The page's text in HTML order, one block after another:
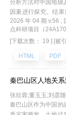
经济带建设用地扩张
态保护的协同管控机
展。
分析方法对中国地级
因素进行探究。结
城市间的地价差异不
市住宅地价存在显著
部，直辖市>副省级
于非城市群，高住
城市住宅地价呈现出
价的空间分布规律，
施策、制定差异化调
2026 年 04 期 v.56 ;
点科研项目（
[下载次数： 19 ] [被
HTML PDF
秦巴山区人地关
张欣蓉;董玉玉;刘彦
秦巴山区作为中国的